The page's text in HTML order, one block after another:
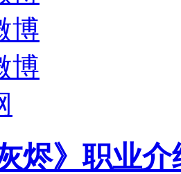
博
博
烬》职业